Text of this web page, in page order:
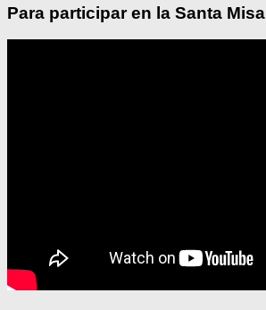
Para participar en la Santa Misa